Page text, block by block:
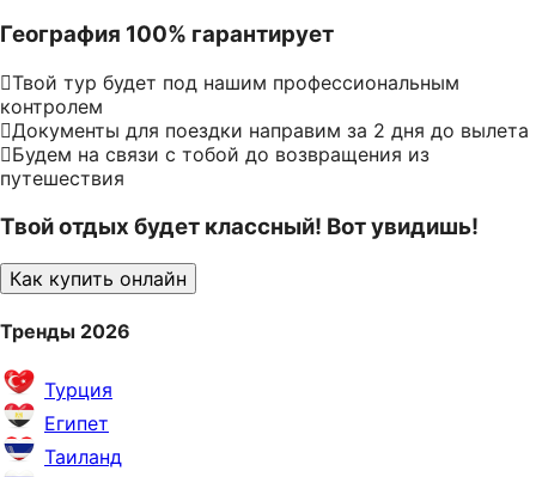
География 100% гарантирует
Твой тур будет под нашим профессиональным
контролем
Документы для поездки направим за 2 дня до вылета
Будем на связи с тобой до возвращения из
путешествия
Твой отдых будет классный! Вот увидишь!
Как купить онлайн
Тренды 2026
Турция
Египет
Таиланд